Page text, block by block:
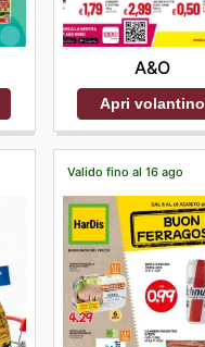
A&O
Apri volantino
Valido fino al 16 ago